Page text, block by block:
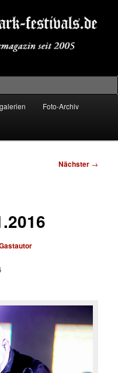
Foto-Archiv
Nächster →